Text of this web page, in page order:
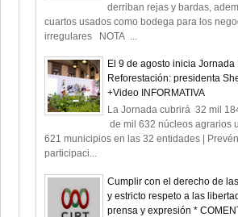
derriban rejas y bardas,
cuartos usados como bodega para los
irregulares NOTA ...
El 9 de agosto inicia Jornada
Reforestación: presidenta
+Video INFORMATIVA
La Jornada cubrirá 32 mil
de mil 632 núcleos agrarios
621 municipios en las 32 entidades |
participaci...
Cumplir con el derecho de
y estricto respeto a las
prensa y expresión *